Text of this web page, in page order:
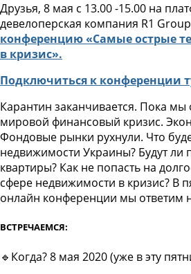
Друзья, 8 мая с 13.00 -15.00 на
девелоперская компания R1
конференцию «Самые острые
в кризис».
Подключиться к конференции
Карантин заканчивается. Пока
мировой финансовый кризис.
Фондовые рынки рухнули. Что
недвижимости Украины? Будут ли
квартиры? Как не попасть на
сфере недвижимости в кризис? В
онлайн конференции мы ответим
ВСТРЕЧАЕМСЯ:
🔹Когда? 8 мая 2020 (уже в эту